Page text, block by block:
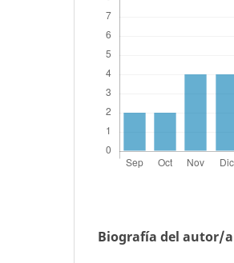
Biografía del autor/a